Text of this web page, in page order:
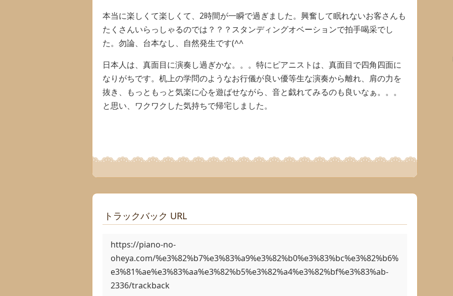
本当に楽しくて楽しくて、2時間が一瞬で過ぎました。興奮して眠れないお客さんも
たくさんいらっしゃるのでは？？？スタンディングオベーションで拍手喝采でし
た。勿論、台本なし、自然発生です(^^ゞ
日本人は、真面目に演奏し過ぎかな。。。特にピアニストは、真面目で四角四面に
なりがちです。机上の学問のようなお行儀が良い優等生な演奏から離れ、肩の力を
抜き、もっともっと気楽に心を遊ばせながら、音と戯れてみるのも良いなぁ。。。
と思い、ワクワクした気持ちで帰宅しました。
トラックバック URL
https://piano-no-
oheya.com/%e3%82%b7%e3%83%a9%e3%82%b0%e3%83%bc%e3%82%b6%
e3%81%ae%e3%83%aa%e3%82%b5%e3%82%a4%e3%82%bf%e3%83%ab-
2336/trackback